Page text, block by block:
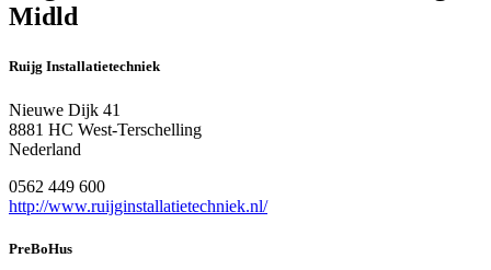
Midld
Ruijg Installatietechniek
Nieuwe Dijk 41
8881 HC West-Terschelling
Nederland
0562 449 600
http://www.ruijginstallatietechniek.nl/
PreBoHus